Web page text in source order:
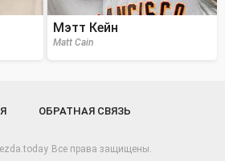
Мэтт Кейн
Matt Cain
ОБРАТНАЯ СВЯЗЬ
Все права защищены.